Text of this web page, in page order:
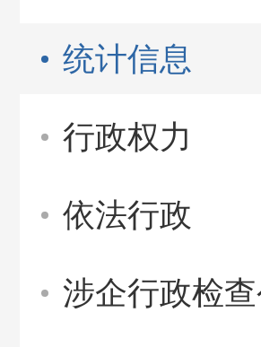
统计信息
行政权力
依法行政
涉企行政检